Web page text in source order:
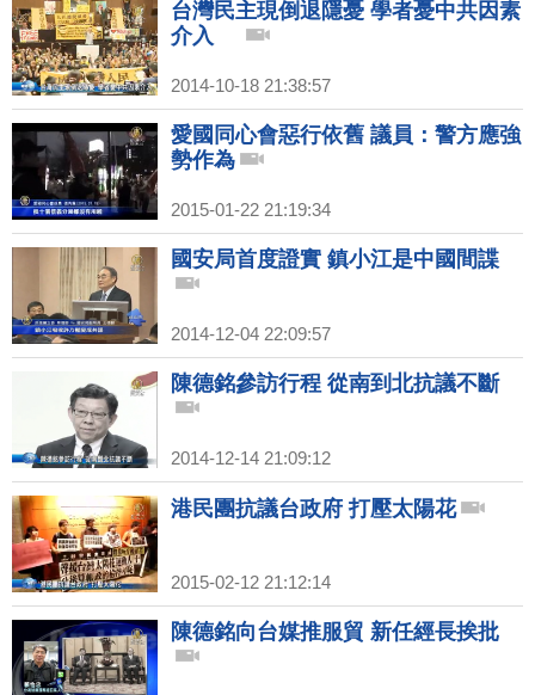
台灣民主現倒退隱憂 學者憂中共因素
介入
2014-10-18 21:38:57
愛國同心會惡行依舊 議員：警方應強
勢作為
2015-01-22 21:19:34
國安局首度證實 鎮小江是中國間諜
2014-12-04 22:09:57
陳德銘參訪行程 從南到北抗議不斷
2014-12-14 21:09:12
港民團抗議台政府 打壓太陽花
2015-02-12 21:12:14
陳德銘向台媒推服貿 新任經長挨批